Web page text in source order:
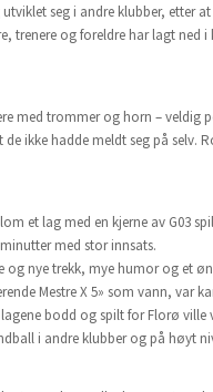
seg i andre klubber, etter
trenere og foreldre har lagt
med trommer og horn – veldig
ikke hadde meldt seg på selv.
et lag med en kjerne av G03
med stor innsats.
og nye trekk, mye humor og et
Mestre X 5» som vann, var
bodd og spilt for Florø
i andre klubber og på høyt